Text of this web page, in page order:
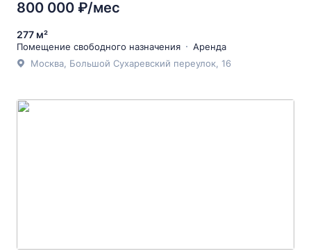
800 000 ₽/мес
277 м²
Помещение свободного назначения
Аренда
Москва, Большой Сухаревский переулок, 16